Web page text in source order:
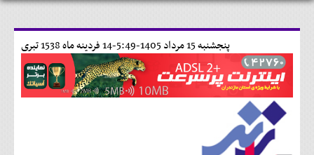
14 فردينه ماه 1538 تبری پنجشنبه 15 مرداد 1405-5:49-